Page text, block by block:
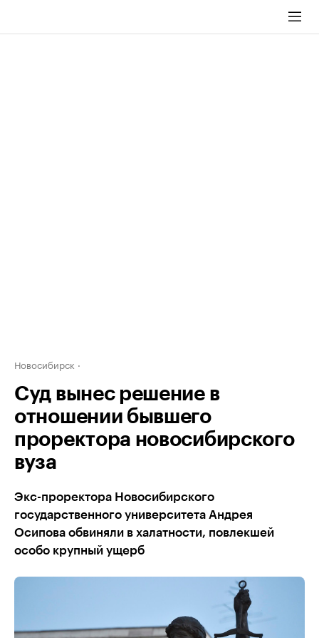
Новосибирск
Суд вынес решение в
отношении бывшего
проректора новосибирского
вуза
Экс-проректора Новосибирского
государственного университета Андрея
Осипова обвиняли в халатности, повлекшей
особо крупный ущерб